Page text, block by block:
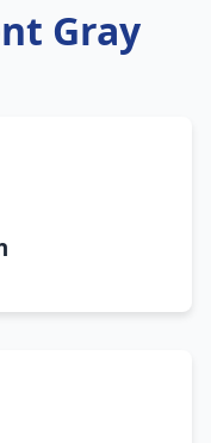
Gray